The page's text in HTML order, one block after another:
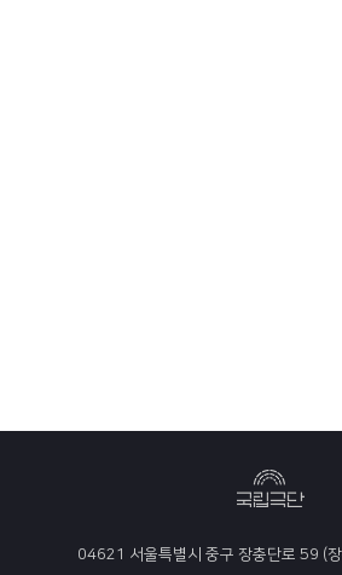
04621 서울특별시 중구 장충단로 59 (